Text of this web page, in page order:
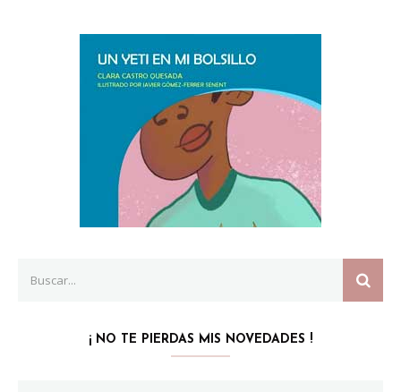
for:
¡ NO TE PIERDAS MIS NOVEDADES !